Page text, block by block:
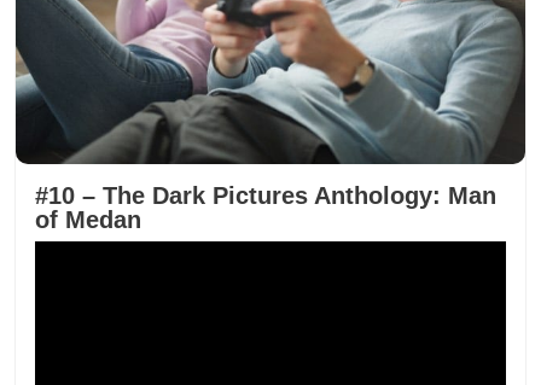
#10 – The Dark Pictures Anthology: Man
of Medan